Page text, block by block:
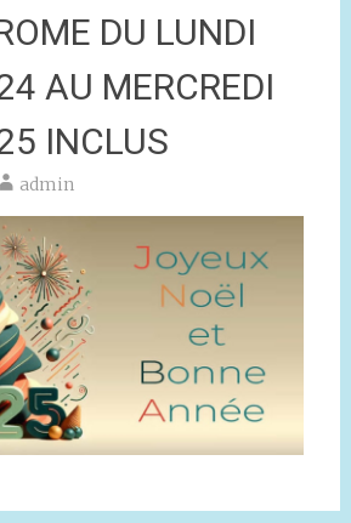
DU LUNDI
AU MERCREDI
INCLUS
admin